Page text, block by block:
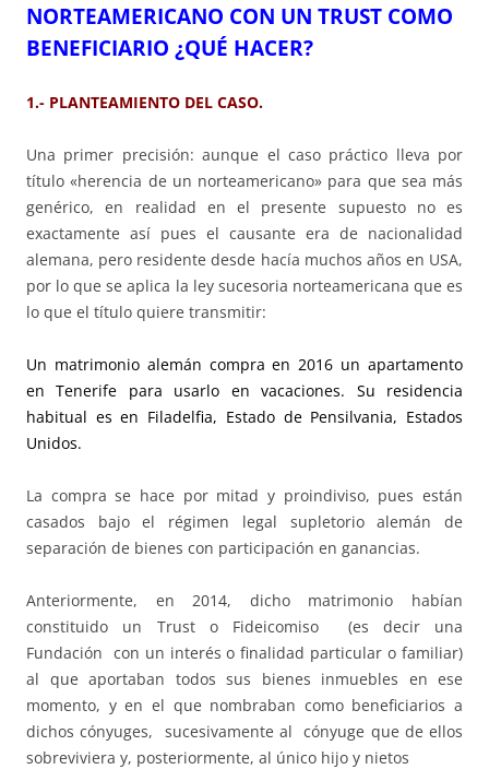
NORTEAMERICANO CON UN TRUST COMO
BENEFICIARIO ¿QUÉ HACER?
1.- PLANTEAMIENTO DEL CASO.
Una primer precisión: aunque el caso práctico lleva por
título «herencia de un norteamericano» para que sea más
genérico, en realidad en el presente supuesto no es
exactamente así pues el causante era de nacionalidad
alemana, pero residente desde hacía muchos años en USA,
por lo que se aplica la ley sucesoria norteamericana que es
lo que el título quiere transmitir:
Un matrimonio alemán compra en 2016 un apartamento
en Tenerife para usarlo en vacaciones. Su residencia
habitual es en Filadelfia, Estado de Pensilvania, Estados
Unidos.
La compra se hace por mitad y proindiviso, pues están
casados bajo el régimen legal supletorio alemán de
separación de bienes con participación en ganancias.
Anteriormente, en 2014, dicho matrimonio habían
constituido un Trust o Fideicomiso (es decir una
Fundación con un interés o finalidad particular o familiar)
al que aportaban todos sus bienes inmuebles en ese
momento, y en el que nombraban como beneficiarios a
dichos cónyuges, sucesivamente al cónyuge que de ellos
sobreviviera y, posteriormente, al único hijo y nietos